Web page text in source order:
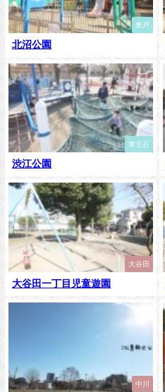
奥戸
北沼公園
東立石
渋江公園
大谷田
大谷田一丁目児童遊園
中川